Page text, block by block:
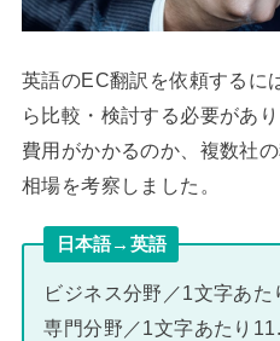
英語のEC翻訳を依頼するに
ら比較・検討する必要があ
費用がかかるのか、複数社
相場を考察しました。
日本語→英語
ビジネス分野／1文字あた
専門分野／1文字あたり